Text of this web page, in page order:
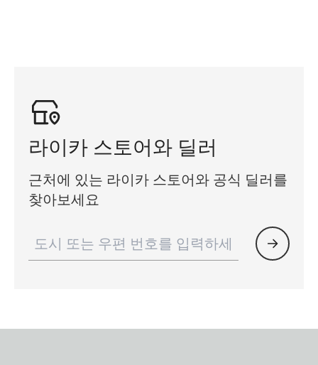
라이카 스토어와 딜러
근처에 있는 라이카 스토어와 공식 딜러를
찾아보세요